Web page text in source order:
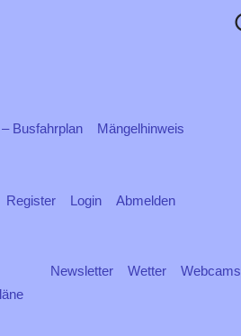
Busfahrplan
Mängelhinweis
Register Login Abmelden
Newsletter Wetter Webcams